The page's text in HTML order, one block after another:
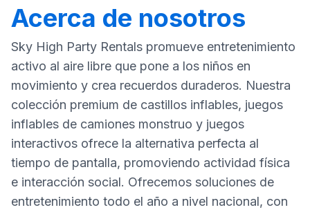
Acerca de nosotros
Sky High Party Rentals promueve entretenimiento
activo al aire libre que pone a los niños en
movimiento y crea recuerdos duraderos. Nuestra
colección premium de castillos inflables, juegos
inflables de camiones monstruo y juegos
interactivos ofrece la alternativa perfecta al
tiempo de pantalla, promoviendo actividad física
e interacción social. Ofrecemos soluciones de
entretenimiento todo el año a nivel nacional, con